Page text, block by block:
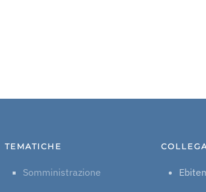
TEMATICHE
Somministrazione